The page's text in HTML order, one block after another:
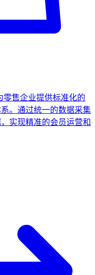
售企业提供标准化的
。通过统一的数据采集
实现精准的会员运营和